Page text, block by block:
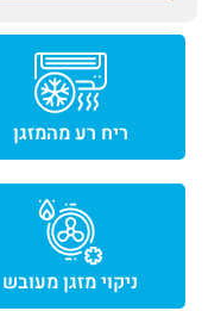
ריח רע מהמזגן
ניקוי מזגן מעובש